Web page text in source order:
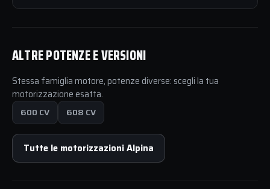
ALTRE POTENZE E VERSIONI
Stessa famiglia motore, potenze diverse: scegli la tua
motorizzazione esatta.
600 CV
608 CV
Tutte le motorizzazioni Alpina